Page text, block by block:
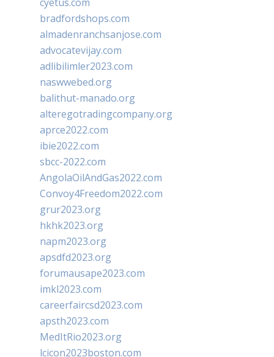
bradfordshops.com
almadenranchsanjose.com
advocatevijay.com
adlibilimler2023.com
naswwebed.org
balithut-manado.org
alteregotradingcompany.org
aprce2022.com
ibie2022.com
sbcc-2022.com
AngolaOilAndGas2022.com
Convoy4Freedom2022.com
grur2023.org
hkhk2023.org
napm2023.org
apsdfd2023.org
forumausape2023.com
imkl2023.com
careerfaircsd2023.com
apsth2023.com
MedItRio2023.org
lcicon2023boston.com